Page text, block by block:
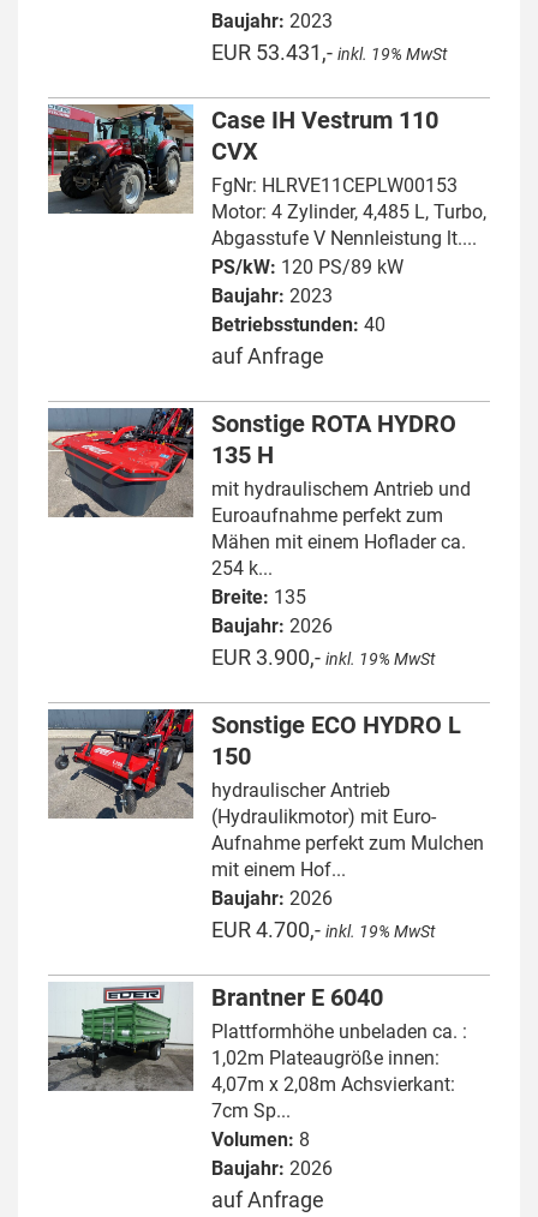
Baujahr: 2023
EUR 53.431,- inkl. 19% MwSt
Case IH Vestrum 110
CVX
FgNr: HLRVE11CEPLW00153
Motor: 4 Zylinder, 4,485 L, Turbo,
Abgasstufe V Nennleistung lt....
PS/kW: 120 PS/89 kW
Baujahr: 2023
Betriebsstunden: 40
auf Anfrage
Sonstige ROTA HYDRO
135 H
mit hydraulischem Antrieb und
Euroaufnahme perfekt zum
Mähen mit einem Hoflader ca.
254 k...
Breite: 135
Baujahr: 2026
EUR 3.900,- inkl. 19% MwSt
Sonstige ECO HYDRO L
150
hydraulischer Antrieb
(Hydraulikmotor) mit Euro-
Aufnahme perfekt zum Mulchen
mit einem Hof...
Baujahr: 2026
EUR 4.700,- inkl. 19% MwSt
Brantner E 6040
Plattformhöhe unbeladen ca. :
1,02m Plateaugröße innen:
4,07m x 2,08m Achsvierkant:
7cm Sp...
Volumen: 8
Baujahr: 2026
auf Anfrage